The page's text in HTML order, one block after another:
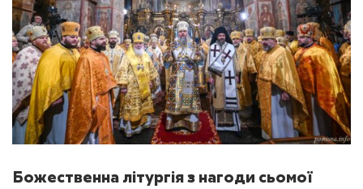
Божественна літургія з нагоди сьомої